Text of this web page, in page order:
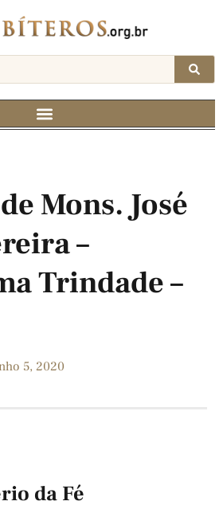
Mons. José
–
Trindade –
5, 2020
da Fé